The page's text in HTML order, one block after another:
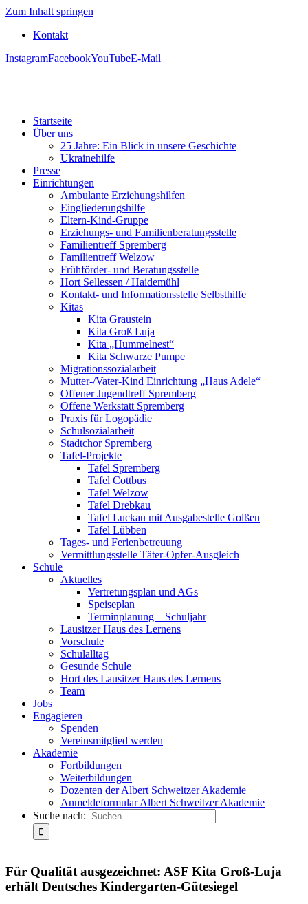
Zum Inhalt springen
Kontakt
InstagramFacebookYouTubeE-Mail
Startseite
Über uns
25 Jahre: Ein Blick in unsere Geschichte
Ukrainehilfe
Presse
Einrichtungen
Ambulante Erziehungshilfen
Eingliederungshilfe
Eltern-Kind-Gruppe
Erziehungs- und Familienberatungsstelle
Familientreff Spremberg
Familientreff Welzow
Frühförder- und Beratungsstelle
Hort Sellessen / Haidemühl
Kontakt- und Informationsstelle Selbsthilfe
Kitas
Kita Graustein
Kita Groß Luja
Kita „Hummelnest“
Kita Schwarze Pumpe
Migrationssozialarbeit
Mutter-/Vater-Kind Einrichtung „Haus Adele“
Offener Jugendtreff Spremberg
Offene Werkstatt Spremberg
Praxis für Logopädie
Schulsozialarbeit
Stadtchor Spremberg
Tafel-Projekte
Tafel Spremberg
Tafel Cottbus
Tafel Welzow
Tafel Drebkau
Tafel Luckau mit Ausgabestelle Golßen
Tafel Lübben
Tages- und Ferienbetreuung
Vermittlungsstelle Täter-Opfer-Ausgleich
Schule
Aktuelles
Vertretungsplan und AGs
Speiseplan
Terminplanung – Schuljahr
Lausitzer Haus des Lernens
Vorschule
Schulalltag
Gesunde Schule
Hort des Lausitzer Haus des Lernens
Team
Jobs
Engagieren
Spenden
Vereinsmitglied werden
Akademie
Fortbildungen
Weiterbildungen
Dozenten der Albert Schweitzer Akademie
Anmeldeformular Albert Schweitzer Akademie
Suche nach:
Für Qualität ausgezeichnet: ASF Kita Groß-Luja
erhält Deutsches Kindergarten-Gütesiegel